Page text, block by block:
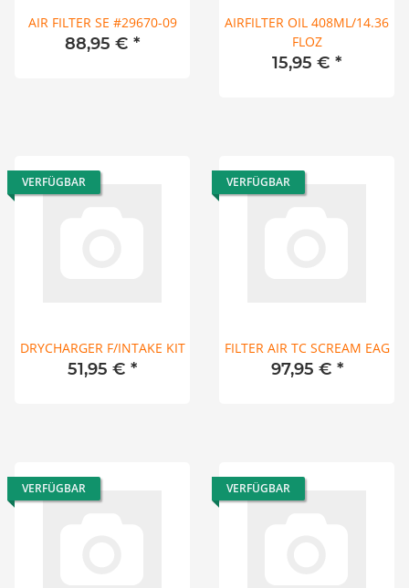
AIR FILTER SE #29670-09
88,95 € *
AIRFILTER OIL 408ML/14.36
FLOZ
15,95 € *
VERFÜGBAR
DRYCHARGER F/INTAKE KIT
51,95 € *
VERFÜGBAR
FILTER AIR TC SCREAM EAG
97,95 € *
VERFÜGBAR VERFÜGBAR